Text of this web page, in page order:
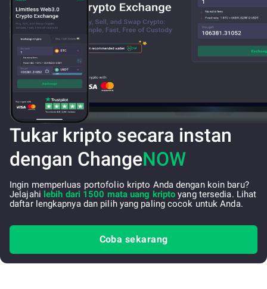
Tukar kripto secara instan
dengan ChangeNOW
Ingin memperluas portofolio kripto Anda dengan koin baru?
Jelajahi lebih dari 1500 mata uang kripto yang tersedia. Lihat
daftar lengkapnya dan pilih yang paling cocok untuk Anda.
Coba sekarang